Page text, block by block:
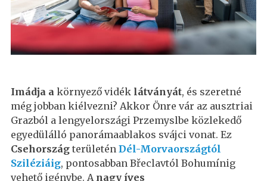
Imádja a környező vidék látványát, és szeretné
még jobban kiélvezni? Akkor Önre vár az ausztriai
Grazból a lengyelországi Przemyslbe közlekedő
egyedülálló panorámaablakos svájci vonat. Ez
Csehország területén Dél-Morvaországtól
Sziléziáig, pontosabban Břeclavtól Bohumínig
vehető igénybe. A nagy íves